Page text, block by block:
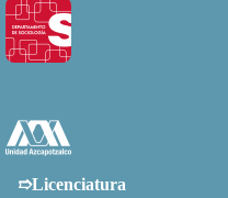
➱Licenciatura